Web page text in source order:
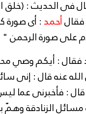
قال فى الحديث : (خلق
فقالأحمد: أى صورة
على صورة الرحمن "
: أيكم وصي
عنه قال : إنى
: فأخبرنى عما ليس
الزنادقة وهمّ